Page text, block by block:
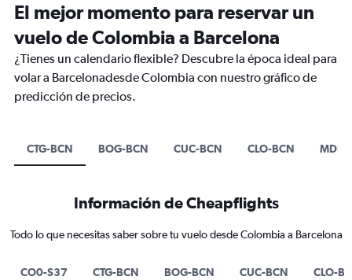
El mejor momento para reservar un
vuelo de Colombia a Barcelona
¿Tienes un calendario flexible? Descubre la época ideal para
volar a Barcelonadesde Colombia con nuestro gráfico de
predicción de precios.
CTG-BCN BOG-BCN CUC-BCN CLO-BCN MDE-
Información de Cheapflights
Todo lo que necesitas saber sobre tu vuelo desde Colombia a Barcelona
CO0-S37 CTG-BCN BOG-BCN CUC-BCN CLO-